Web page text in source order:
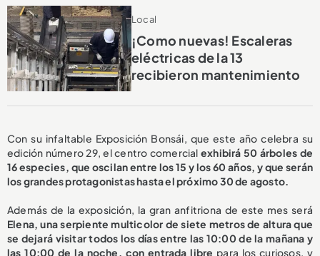
Local
¡Como nuevas! Escaleras
eléctricas de la 13
recibieron mantenimiento
Con su infaltable Exposición Bonsái, que este año celebra su
edición número 29, el centro comercial exhibirá 50 árboles de
16 especies, que oscilan entre los 15 y los 60 años, y que serán
los grandes protagonistas hasta el próximo 30 de agosto.
Además de la exposición, la gran anfitriona de este mes será
Elena, una serpiente multicolor de siete metros de altura que
se dejará visitar todos los días entre las 10:00 de la mañana y
las 10:00 de la noche, con entrada libre para los curiosos, y